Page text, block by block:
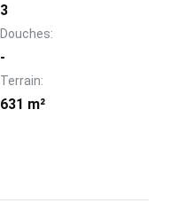
3
Douches:
-
Terrain:
631 m²